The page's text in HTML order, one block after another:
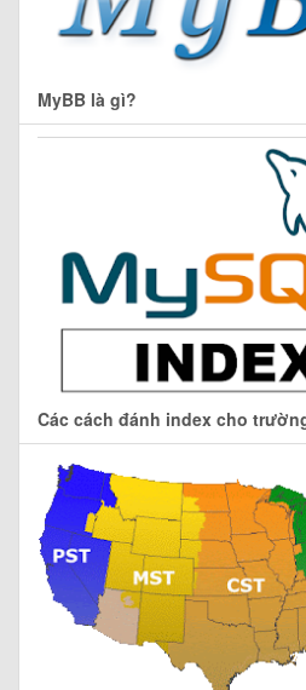
MyBB là gì?
Các cách đánh index cho